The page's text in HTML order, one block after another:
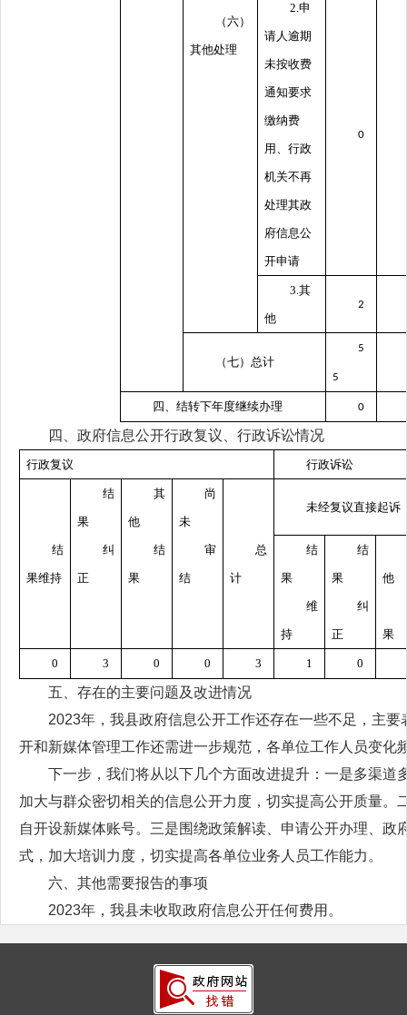
（六）
其他处理
2.申
请人逾期
未按收费
通知要求
缴纳费
用、行政
机关不再
处理其政
府信息公
开申请
0
3.其
他
2
（七）总计
5
5
四、结转下年度继续办理 0
四、政府信息公开行政复议、行政诉讼情况
行政复议 行政诉讼
结
果维持
结
果
其
他
尚
未
总
计
未经复议直接起诉
纠
正
结
果
审
结
结
果
结
果 他
维
持
纠
正 果
0 3 0 0 3 1 0
五、存在的主要问题及改进情况
2023年，我县政府信息公开工作还存在一些不足，主
开和新媒体管理工作还需进一步规范，各单位工作人员变化
下一步，我们将从以下几个方面改进提升：一是多渠
加大与群众密切相关的信息公开力度，切实提高公开质量
自开设新媒体账号。三是围绕政策解读、申请公开办理、
式，加大培训力度，切实提高各单位业务人员工作能力。
六、其他需要报告的事项
2023年，我县未收取政府信息公开任何费用。